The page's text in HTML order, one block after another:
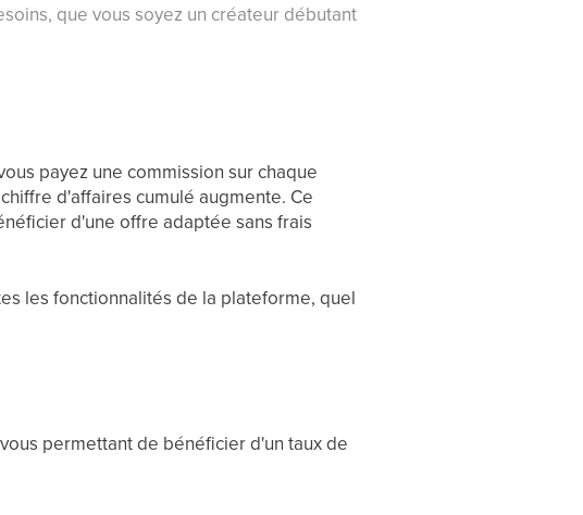
que vous soyez un créateur débutant
payez une commission sur chaque
d'affaires cumulé augmente. Ce
d'une offre adaptée sans frais
les fonctionnalités de la plateforme, quel
permettant de bénéficier d'un taux de